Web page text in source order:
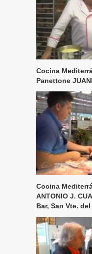
Cocina
Panettone
Cocina
ANTONIO J.
Bar, San Vte.